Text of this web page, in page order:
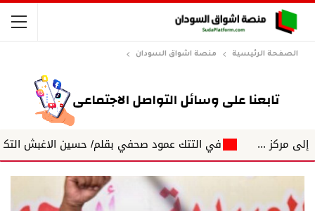
الصفحة الرئيسية منصة اشواق السودان
في التتك عمود صحفي بقلم/ حسين الاغبش التكتلات